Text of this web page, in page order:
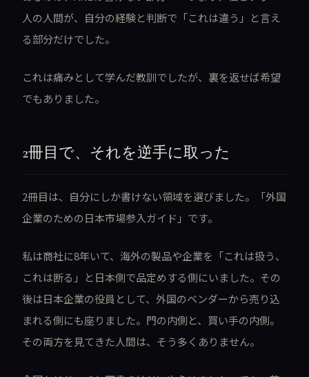
人の人間が、自分の経験と判断で「これは違う」と言え
る部分だけでした。
これは痛みとして学んだ教訓でしたが、裏を返せば希望
でもありました。
2冊目で、それを逆手に取った
2冊目は、自分にしか書けない領域を選びました。「外国
企業のための日本市場参入ガイド」です。
私は商社に8年いて、海外の製品や企業を「これは扱う、
これは断る」と日本側で品定めする側にいました。その
後は日本企業の役員として、外国のベンダーから売り込
まれる側にも座りました。門の内側と、買い手の内側。
その両方を見てきた人間は、そう多くありません。